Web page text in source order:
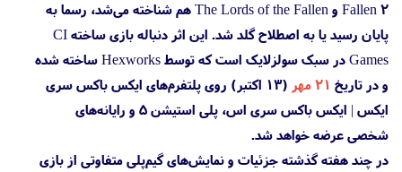
Fallen 2 و The Lords of the Fallen هم شناخته می‌شد، رسما به
پایان رسید یا به اصطلاح گلد شد. این اثر دنباله بازی ساخته CI
Games در سبک سولزلایک است که توسط Hexworks ساخته شده
و در تاریخ ۲۱ مهر
(۱۳ اکتبر) روی پلتفرم‌های ایکس باکس سری
ایکس | ایکس باکس سری اس، پلی استیشن 5 و رایانه‌های
شخصی عرضه خواهد شد.
در چند هفته گذشته جزئیات و نمایش‌های گیم‌پلی متفاوتی از بازی